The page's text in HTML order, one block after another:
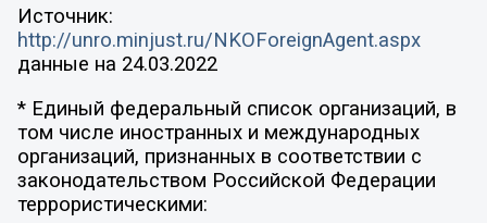
Источник:
http://unro.minjust.ru/NKOForeignAgent.aspx
данные на 24.03.2022
* Единый федеральный список организаций, в
том числе иностранных и международных
организаций, признанных в соответствии с
законодательством Российской Федерации
террористическими: